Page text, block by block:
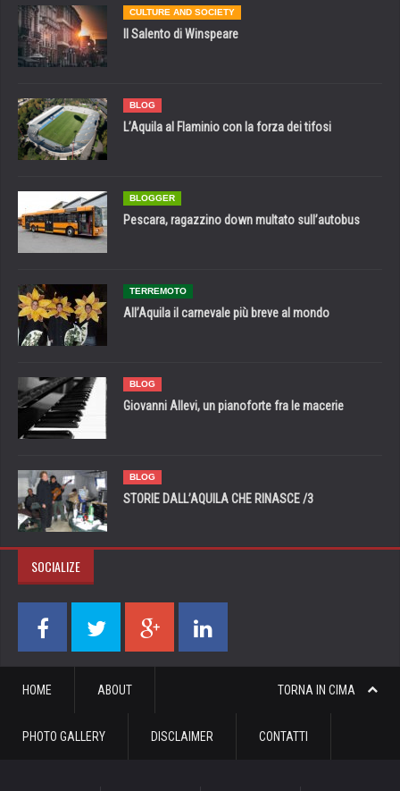
CULTURE AND SOCIETY
Il Salento di Winspeare
BLOG
L’Aquila al Flaminio con la forza dei tifosi
BLOGGER
Pescara, ragazzino down multato sull’autobus
TERREMOTO
All’Aquila il carnevale più breve al mondo
BLOG
Giovanni Allevi, un pianoforte fra le macerie
BLOG
STORIE DALL’AQUILA CHE RINASCE /3
SOCIALIZE
TORNA IN CIMA
HOME ABOUT
PHOTO GALLERY DISCLAIMER CONTATTI